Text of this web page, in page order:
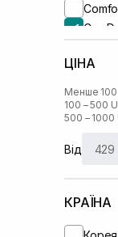
Cos
Cu
DCL
DMK
Dear,
Dr.
Geek
ЦІНА
Менше 100
100 – 500
500 – 1000
Від
КРАЇНА